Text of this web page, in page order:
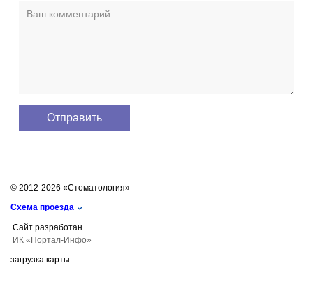
© 2012-2026 «Стоматология»
Схема проезда
Сайт разработан
ИК «Портал-Инфо»
загрузка карты...